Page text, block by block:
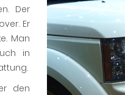
Der
Er
Man
in
den